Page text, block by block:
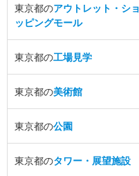
東京都のアウトレット・ショ
ッピングモール
東京都の工場見学
東京都の美術館
東京都の公園
東京都のタワー・展望施設